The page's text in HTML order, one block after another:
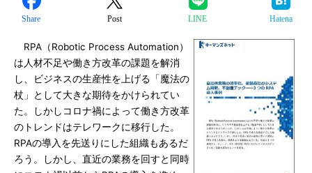
Share Post LINE Hatena
RPA（Robotic Process Automation）
は人材不足や働き方改革の課題を解消
し、ビジネスの生産性を上げる「魔法の
杖」として大きな期待をかけられてい
た。しかしコロナ禍によって働き方改革
のトレンドはテレワークに移行した。
RPAの導入を先送りにした組織もあるだ
ろう。しかし、直近の業務を回すと同時